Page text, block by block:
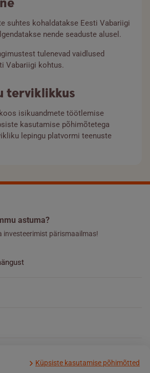
suhtes kohaldatakse Eesti Vabariigi
nende seaduste alusel.
tulenevad vaidlused
Vabariigi kohtus.
terviklikkus
isikuandmete töötlemise
kasutamise põhimõtetega
lepingu platvormi teenuste
astuma?
investeerimist pärismaailmas!
Küpsiste kasutamise põhimõtted